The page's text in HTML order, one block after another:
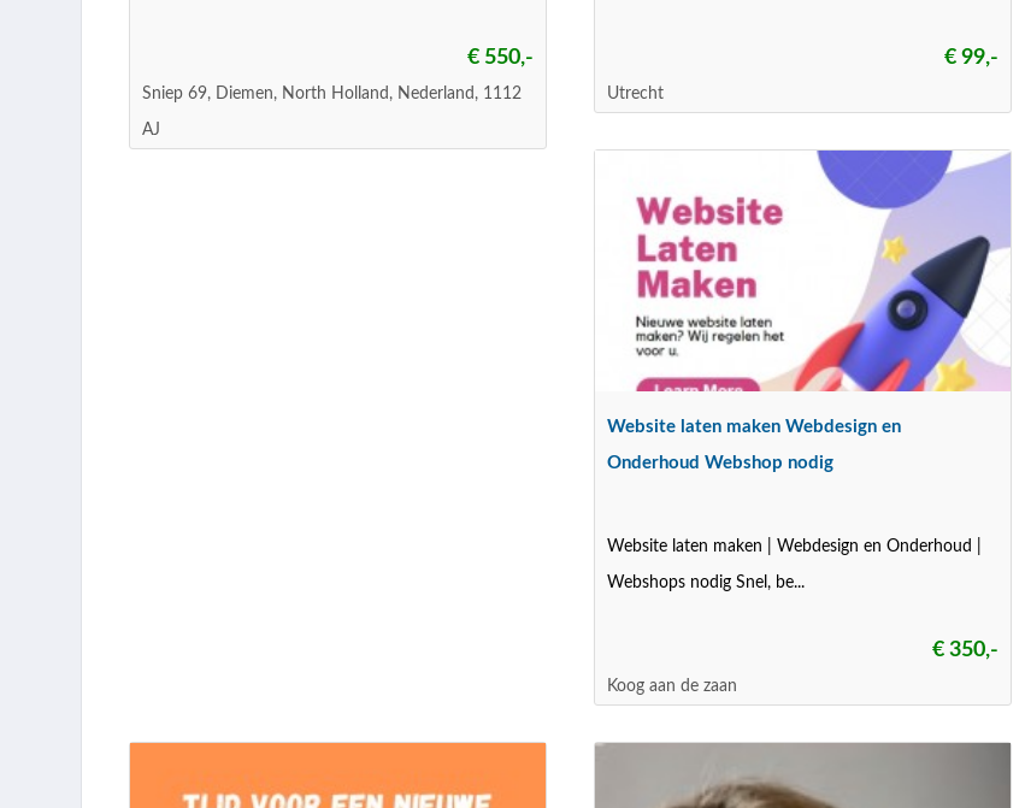
€ 550,-
Sniep 69, Diemen, North Holland, Nederland, 1112
AJ
€ 99,-
Utrecht
Website laten maken Webdesign en
Onderhoud Webshop nodig
Website laten maken | Webdesign en Onderhoud |
Webshops nodig Snel, be...
€ 350,-
Koog aan de zaan